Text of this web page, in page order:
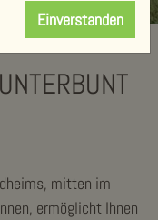
mitten im
ermöglicht Ihnen
Einverstanden